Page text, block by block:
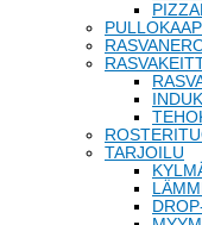
TARJOILU